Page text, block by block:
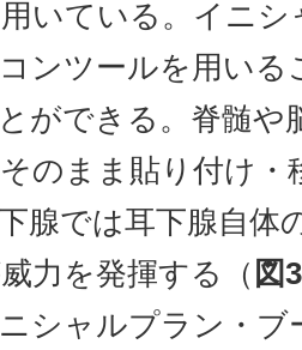
いている。イニ
ンツールを用い
ができる。脊髄や
のまま貼り付け・
腺では耳下腺自体
力を発揮する（ 図3
シャルプラン・